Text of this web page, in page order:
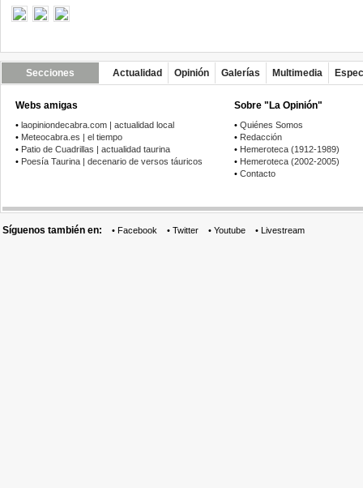
Secciones Actualidad Opinión Galerías Multimedia
Webs amigas
• laopiniondecabra.com | actualidad local
• Meteocabra.es | el tiempo
• Patio de Cuadrillas | actualidad taurina
• Poesía Taurina | decenario de versos táuricos
Sobre "La Opinión"
• Quiénes Somos
• Redacción
• Hemeroteca (1912-1989)
• Hemeroteca (2002-2005)
• Contacto
Síguenos también en: • Facebook • Twitter • Youtube • Livestream